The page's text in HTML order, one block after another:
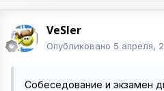
VeSler
Опубликовано 5 апреля,
Собеседование и экзамен